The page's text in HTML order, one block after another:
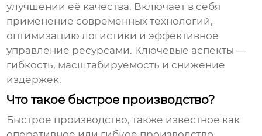
улучшении её качества. Включает в себя
применение современных технологий,
оптимизацию логистики и эффективное
управление ресурсами. Ключевые аспекты —
гибкость, масштабируемость и снижение
издержек.
Что такое быстрое производство?
Быстрое производство, также известное как